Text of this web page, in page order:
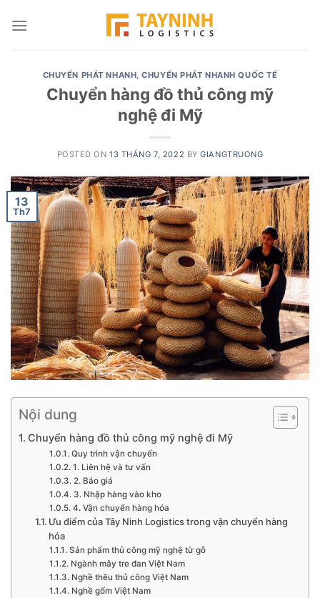
CHUYỂN PHÁT NHANH,CHUYỂN PHÁT NHANH QUỐC TẾ
Chuyển hàng đồ thủ công mỹ
nghệ đi Mỹ
POSTED ON13 THÁNG 7, 2022 BYGIANGTRUONG
13
Th7
Nội dung
Chuyển hàng đồ thủ công mỹ nghệ đi Mỹ
Quy trình vận chuyển
1. Liên hệ và tư vấn
2. Báo giá
3. Nhập hàng vào kho
4. Vận chuyển hàng hóa
Ưu điểm của Tây Ninh Logistics trong vận chuyển hàng
hóa
Sản phẩm thủ công mỹ nghệ từ gỗ
Ngành mây tre đan Việt Nam
Nghề thêu thủ công Việt Nam
Nghề gốm Việt Nam